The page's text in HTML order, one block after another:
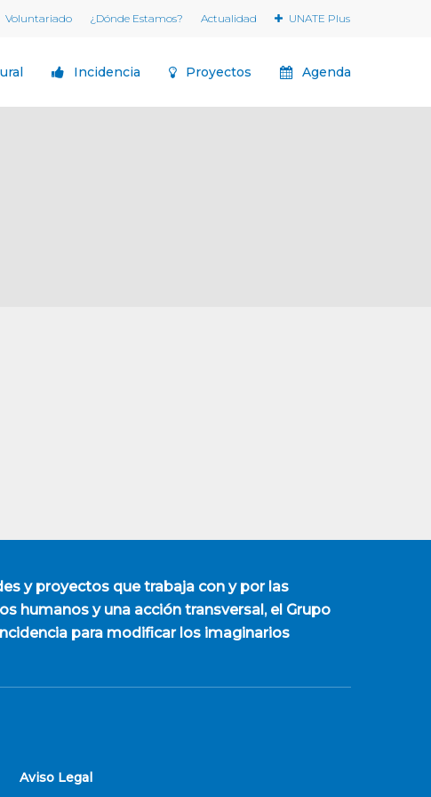
Voluntariado ¿Dónde Estamos? Actualidad UNATE Plus
Incidencia Proyectos Agenda
y proyectos que trabaja con y por las
humanos y una acción transversal, el Grupo
para modificar los imaginarios
Aviso Legal